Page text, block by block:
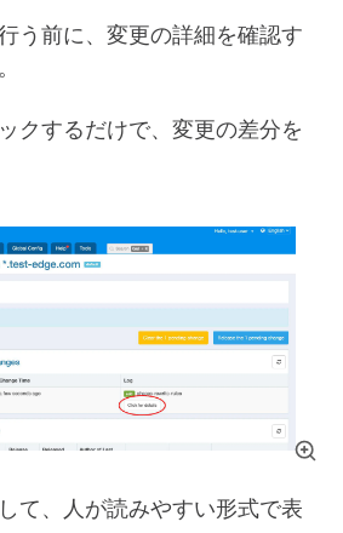
う前に、変更の詳細を確認す
クするだけで、変更の差分を
て、人が読みやすい形式で表